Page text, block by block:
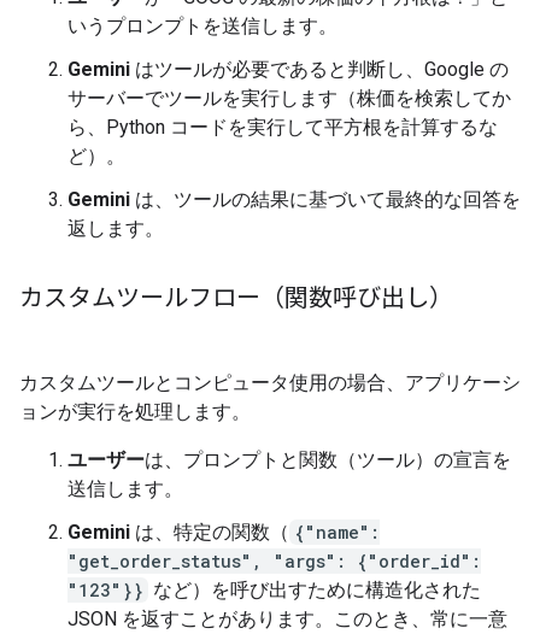
いうプロンプトを送信します。
Gemini はツールが必要であると判断し、Google の
サーバーでツールを実行します（株価を検索してか
ら、Python コードを実行して平方根を計算するな
ど）。
Gemini は、ツールの結果に基づいて最終的な回答を
返します。
カスタムツールフロー（関数呼び出し）
カスタムツールとコンピュータ使用の場合、アプリケーシ
ョンが実行を処理します。
ユーザーは、プロンプトと関数（ツール）の宣言を
送信します。
Gemini は、特定の関数（ {"name":
"get_order_status", "args": {"order_id":
"123"}} など）を呼び出すために構造化された
JSON を返すことがあります。このとき、常に一意